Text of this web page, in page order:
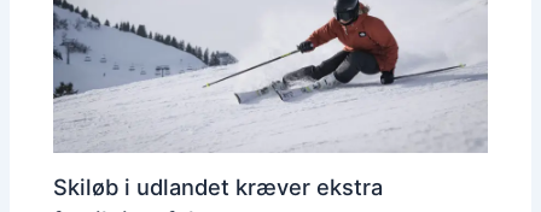
Skiløb i udlandet kræver ekstra